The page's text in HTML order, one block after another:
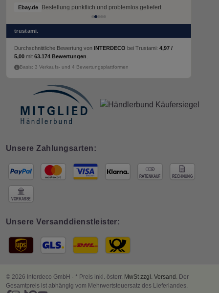
Ebay.de Bestellung pünktlich und problemlos geliefert
trustami.
Durchschnittliche Bewertung von INTERDECO bei Trustami: 4,97 /
5,00 mit 63.174 Bewertungen
Basis: 3 Verkaufs- und 4 Bewertungsplattformen
Unsere Zahlungsarten:
Unsere Versanddienstleister:
© 2026 Interdeco GmbH · * Preis inkl. österr. MwSt zzgl. Versand . Der
Gesamtpreis ist abhängig vom Mehrwertsteuersatz des Lieferlandes.